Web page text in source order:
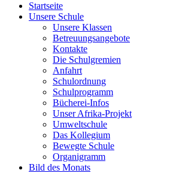
Startseite
Unsere Schule
Unsere Klassen
Betreuungsangebote
Kontakte
Die Schulgremien
Anfahrt
Schulordnung
Schulprogramm
Bücherei-Infos
Unser Afrika-Projekt
Umweltschule
Das Kollegium
Bewegte Schule
Organigramm
Bild des Monats